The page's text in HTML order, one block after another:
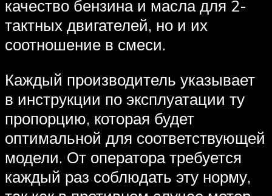
качество бензина и масла для 2-
тактных двигателей, но и их
соотношение в смеси.
Каждый производитель указывает
в инструкции по эксплуатации ту
пропорцию, которая будет
оптимальной для соответствующей
модели. От оператора требуется
каждый раз соблюдать эту норму,